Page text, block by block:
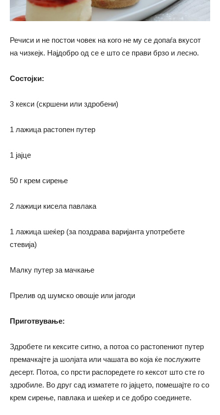
Речиси и не постои човек на кого не му се допаѓа вкусот
на чизкејк. Најдобро од се е што се прави брзо и лесно.
Состојки:
3 кекси (скршени или здробени)
1 лажица растопен путер
1 јајце
50 г крем сирење
2 лажици кисела павлака
1 лажица шеќер (за поздрава варијанта употребете
стевија)
Малку путер за мачкање
Прелив од шумско овошје или јагоди
Приготвување:
Здробете ги кексите ситно, а потоа со растопениот путер
премачкајте ја шолјата или чашата во која ќе послужите
десерт. Потоа, со прсти распоредете го кексот што сте го
здробиле. Во друг сад изматете го јајцето, помешајте го со
крем сирење, павлака и шеќер и се добро соединете.